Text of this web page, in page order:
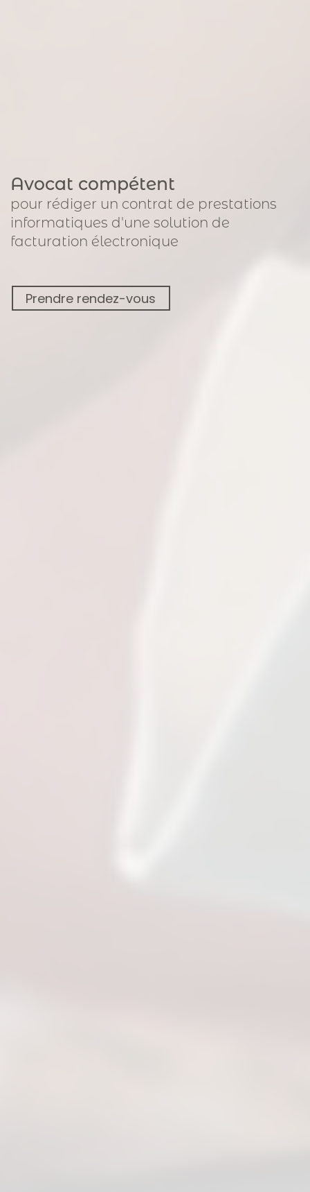
Avocat compétent
pour rédiger un contrat de prestations
informatiques d'une solution de
facturation électronique
Prendre rendez-vous